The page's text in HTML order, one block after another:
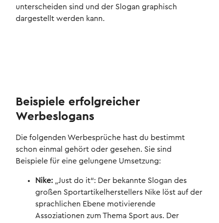
unterscheiden sind und der Slogan graphisch
dargestellt werden kann.
Beispiele erfolgreicher
Werbeslogans
Die folgenden Werbesprüche hast du bestimmt
schon einmal gehört oder gesehen. Sie sind
Beispiele für eine gelungene Umsetzung:
Nike: „Just do it“: Der bekannte Slogan des
großen Sportartikelherstellers Nike löst auf der
sprachlichen Ebene motivierende
Assoziationen zum Thema Sport aus. Der